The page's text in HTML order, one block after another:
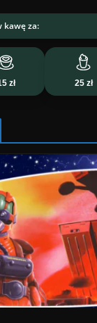
kawę za:
zł 25 zł